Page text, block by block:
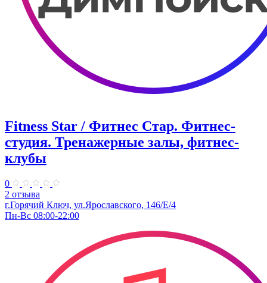
Fitness Star / Фитнес Стар. Фитнес-
студия. Тренажерные залы, фитнес-
клубы
0
2 отзыва
г.Горячий Ключ, ул.Ярославского, 146/Е/4
Пн-Вс 08:00-22:00